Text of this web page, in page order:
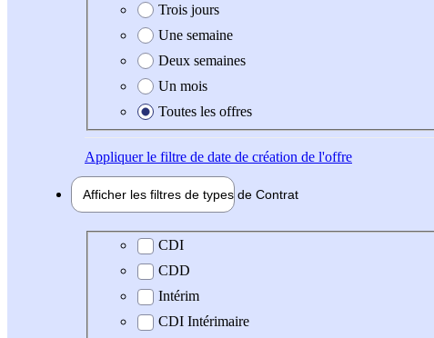
Trois jours
Une semaine
Deux semaines
Un mois
Toutes les offres
Appliquerle filtre de date de création de l'offre
Afficher les filtres de types de Contrat
Type de contrat
CDI
CDD
Intérim
CDI Intérimaire